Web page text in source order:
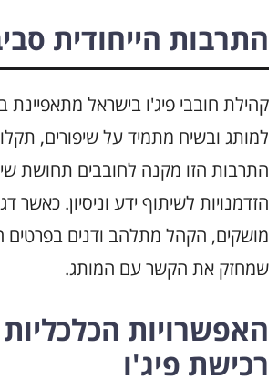
התרבות הייחודית
קהילת חובבי פיג'ו בישראל
למותג ובשיח מתמיד על שיפורים,
התרבות הזו מקנה לחובבים תחושת
הזדמנויות לשיתוף ידע וניסיון. כאשר
מושקים, הקהל מתלהב ודנים בפרטים
שמחזק את הקשר עם המותג.
האפשרויות
רכישת פיג'ו